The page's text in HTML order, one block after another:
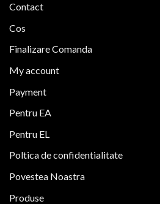
Contact
Cos
Finalizare Comanda
My account
Payment
Pentru EA
Pentru EL
Poltica de confidentialitate
Povestea Noastra
Produse